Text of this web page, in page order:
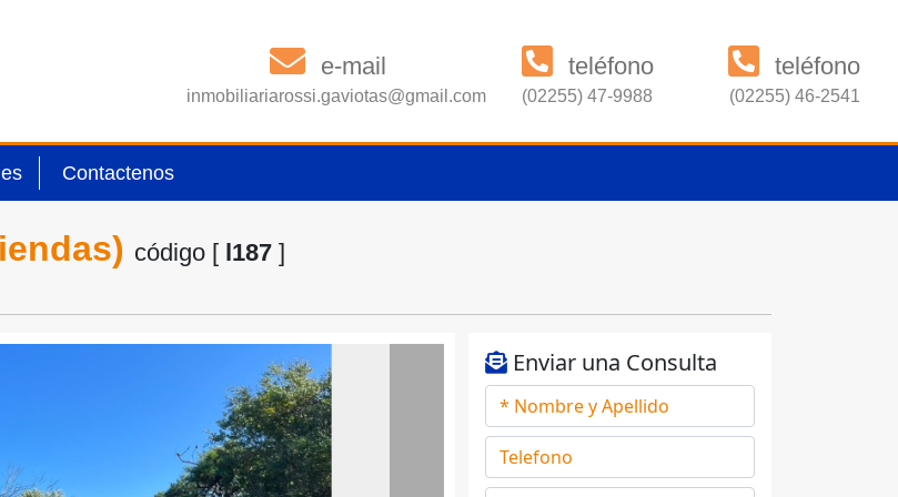
e-mail
inmobiliariarossi.gaviotas@gmail.com
teléfono
(02255) 47-9988
teléfono
(02255) 46-2541
Contactenos
código [ l187 ]
Enviar una Consulta